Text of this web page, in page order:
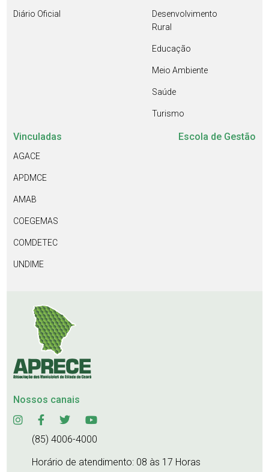
Diário Oficial
Desenvolvimento
Rural
Educação
Meio Ambiente
Saúde
Turismo
Vinculadas
AGACE
APDMCE
AMAB
COEGEMAS
COMDETEC
UNDIME
Escola de Gestão
Nossos canais
(85) 4006-4000
Horário de atendimento: 08 às 17 Horas